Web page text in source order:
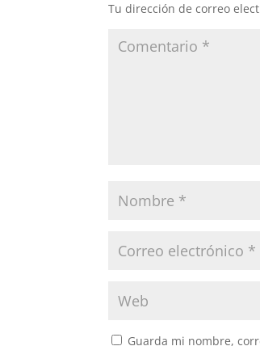
Tu dirección de correo
Guarda mi nombre,